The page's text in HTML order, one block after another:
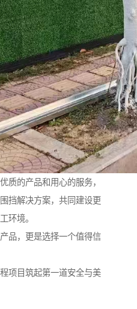
质的产品和用心的服务，
挡解决方案，共同建设更
环境。
品，更是选择一个值得信
项目筑起第一道安全与美